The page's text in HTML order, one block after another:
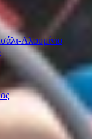
Αλουμίνιο